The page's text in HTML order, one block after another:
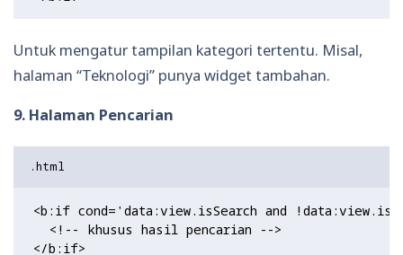
Untuk mengatur tampilan kategori tertentu. Misal,
halaman “Teknologi” punya widget tambahan.
9. Halaman Pencarian
<b:if cond='data:view.isSearch and
  <!-- khusus hasil pencarian -->